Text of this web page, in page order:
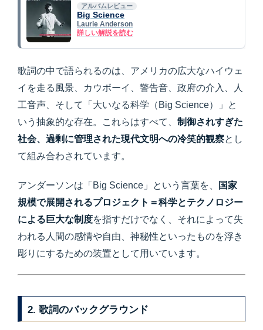
アルバムレビュー
Big Science
Laurie Anderson
詳しい解説を読む
歌詞の中で語られるのは、アメリカの広大なハイウェ
イを走る風景、カウボーイ、警告音、政府の介入、人
工音声、そして「大いなる科学（Big Science）」と
いう抽象的な存在。これらはすべて、 制御されすぎた
社会、過剰に管理された現代文明への冷笑的観察とし
て組み合わされています。
アンダーソンは「Big Science」という言葉を、
国家
規模で展開されるプロジェクト＝科学とテクノロジー
による巨大な制度を指すだけでなく、それによって失
われる人間の感情や自由、神秘性といったものを浮き
彫りにするための装置として用いています。
2. 歌詞のバックグラウンド